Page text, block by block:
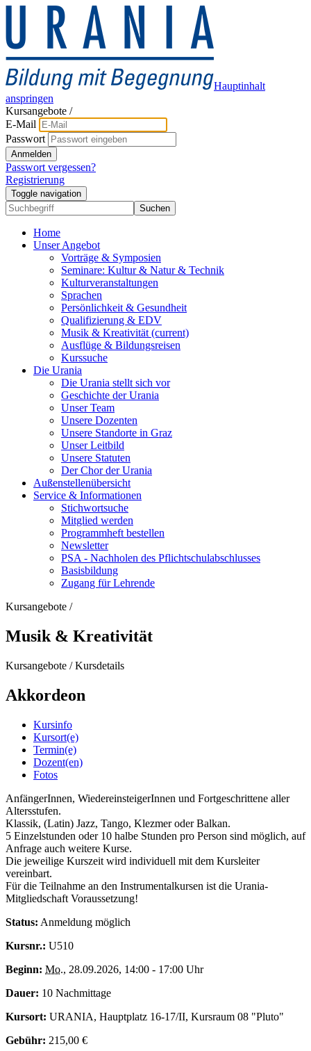
Hauptinhalt
anspringen
Kursangebote /
E-Mail
Passwort
Anmelden
Passwort vergessen?
Registrierung
Toggle navigation
Suchen
Home
Unser Angebot
Vorträge & Symposien
Seminare: Kultur & Natur & Technik
Kulturveranstaltungen
Sprachen
Persönlichkeit & Gesundheit
Qualifizierung & EDV
Musik & Kreativität (current)
Ausflüge & Bildungsreisen
Kurssuche
Die Urania
Die Urania stellt sich vor
Geschichte der Urania
Unser Team
Unsere Dozenten
Unsere Standorte in Graz
Unser Leitbild
Unsere Statuten
Der Chor der Urania
Außenstellenübersicht
Service & Informationen
Stichwortsuche
Mitglied werden
Programmheft bestellen
Newsletter
PSA - Nachholen des Pflichtschulabschlusses
Basisbildung
Zugang für Lehrende
Kursangebote /
Musik & Kreativität
Kursangebote /Kursdetails
Akkordeon
Kursinfo
Kursort(e)
Termin(e)
Dozent(en)
Fotos
AnfängerInnen, WiedereinsteigerInnen und Fortgeschrittene aller
Altersstufen.
Klassik, (Latin) Jazz, Tango, Klezmer oder Balkan.
5 Einzelstunden oder 10 halbe Stunden pro Person sind möglich, auf
Anfrage auch weitere Kurse.
Die jeweilige Kurszeit wird individuell mit dem Kursleiter
vereinbart.
Für die Teilnahme an den Instrumentalkursen ist die Urania-
Mitgliedschaft Voraussetzung!
Status: Anmeldung möglich
Kursnr.: U510
Beginn: Mo., 28.09.2026, 14:00 - 17:00 Uhr
Dauer: 10 Nachmittage
Kursort: URANIA, Hauptplatz 16-17/II, Kursraum 08 "Pluto"
Gebühr: 215,00 €